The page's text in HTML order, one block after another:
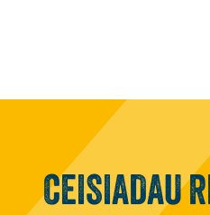
CEISIADAU